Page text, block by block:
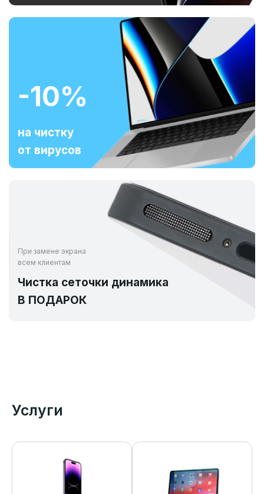
-10%
на чистку
от вирусов
При замене экрана
всем клиентам
Чистка сеточки динамика
В ПОДАРОК
Услуги